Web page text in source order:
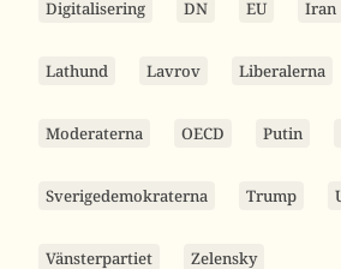
Digitalisering DN EU Iran
Lathund Lavrov Liberalerna
Moderaterna OECD Putin
Sverigedemokraterna Trump
Vänsterpartiet Zelensky